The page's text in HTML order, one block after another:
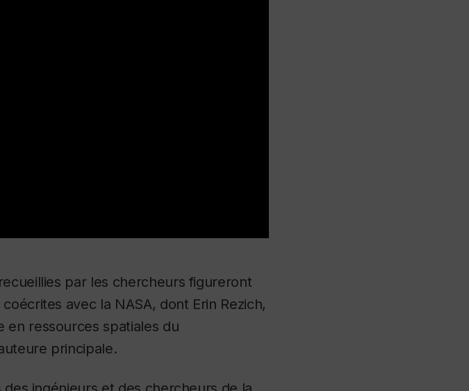
par les chercheurs figureront
avec la NASA, dont Erin Rezich,
en ressources spatiales du
principale.